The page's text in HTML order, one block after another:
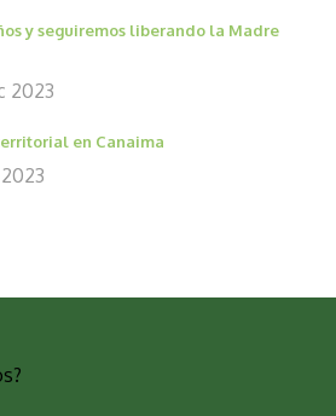
y seguiremos liberando la Madre
2023
en Canaima
2023